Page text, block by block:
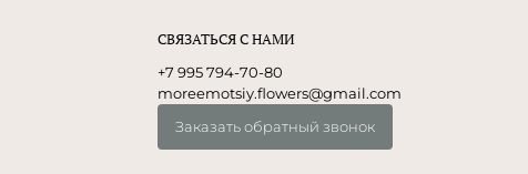
СВЯЗАТЬСЯ С НАМИ
+7 995 794-70-80
moreemotsiy.flowers@gmail.com
Заказать обратный звонок